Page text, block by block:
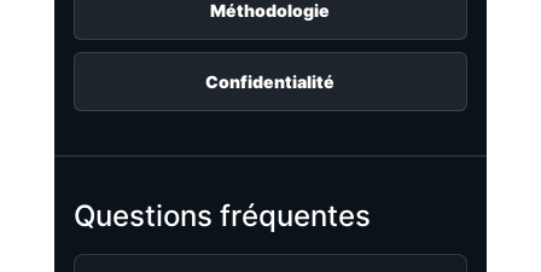
Méthodologie
Confidentialité
Questions fréquentes